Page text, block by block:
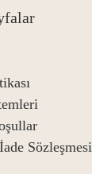
Sözleşmesi